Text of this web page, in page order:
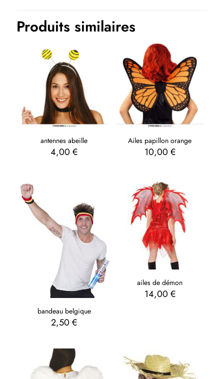
Produits similaires
antennes abeille
4,00€
Ailes papillon orange
10,00 €
bandeau belgique
2,50€
ailes de démon
14,00 €